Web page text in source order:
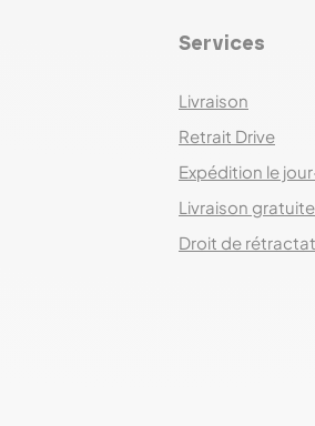
Services
Livraison
Retrait Drive
Expédition le
Livraison
Droit de